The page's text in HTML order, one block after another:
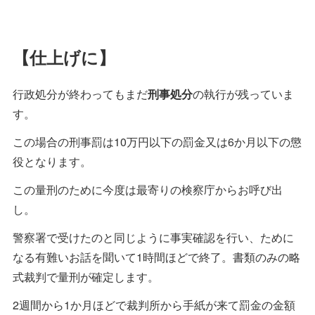
【仕上げに】
行政処分が終わってもまだ刑事処分の執行が残っていま
す。
この場合の刑事罰は10万円以下の罰金又は6か月以下の懲
役となります。
この量刑のために今度は最寄りの検察庁からお呼び出
し。
警察署で受けたのと同じように事実確認を行い、ために
なる有難いお話を聞いて1時間ほどで終了。書類のみの略
式裁判で量刑が確定します。
2週間から1か月ほどで裁判所から手紙が来て罰金の金額